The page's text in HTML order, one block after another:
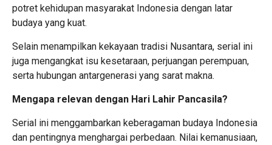
potret kehidupan masyarakat Indonesia dengan latar
budaya yang kuat.
Selain menampilkan kekayaan tradisi Nusantara, serial ini
juga mengangkat isu kesetaraan, perjuangan perempuan,
serta hubungan antargenerasi yang sarat makna.
Mengapa relevan dengan Hari Lahir Pancasila?
Serial ini menggambarkan keberagaman budaya Indonesia
dan pentingnya menghargai perbedaan. Nilai kemanusiaan,